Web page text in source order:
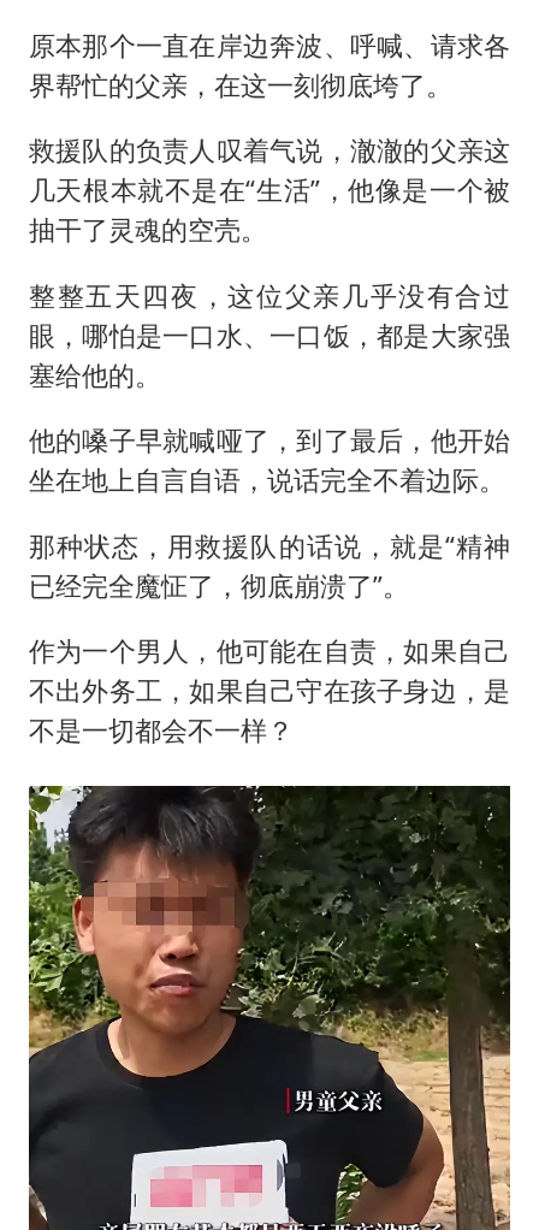
原本那个一直在岸边奔波、呼喊、请求各
界帮忙的父亲，在这一刻彻底垮了。
救援队的负责人叹着气说，澈澈的父亲这
几天根本就不是在“生活”，他像是一个被
抽干了灵魂的空壳。
整整五天四夜，这位父亲几乎没有合过
眼，哪怕是一口水、一口饭，都是大家强
塞给他的。
他的嗓子早就喊哑了，到了最后，他开始
坐在地上自言自语，说话完全不着边际。
那种状态，用救援队的话说，就是“精神
已经完全魔怔了，彻底崩溃了”。
作为一个男人，他可能在自责，如果自己
不出外务工，如果自己守在孩子身边，是
不是一切都会不一样？